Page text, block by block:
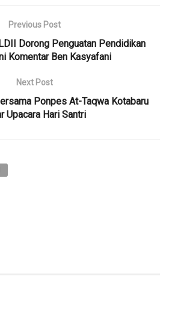
Previous Post
Dorong Penguatan Pendidikan
Komentar Ben Kasyafani
Next Post
Ponpes At-Taqwa Kotabaru
Upacara Hari Santri